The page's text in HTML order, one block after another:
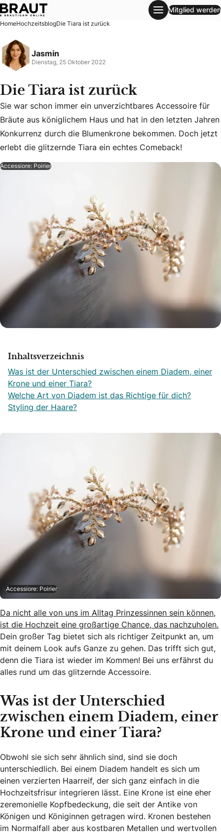
Die Tiara ist zurück
Mitglied werden
HomeHochzeitsblogDie Tiara ist zurück
Jasmin
Dienstag, 25 Oktober 2022
Die Tiara ist zurück
Sie war schon immer ein unverzichtbares Accessoire für
Sie war schon immer ein unverzichtbares Accessoire für
Bräute aus königlichem Haus und hat in den letzten Jahren
Konkurrenz durch die Blumenkrone bekommen. Doch jetzt
erlebt die glitzernde Tiara ein echtes Comeback!
Accessiore: Poirier
Inhaltsverzeichnis
Was ist der Unterschied zwischen einem Diadem, einer
Krone und einer Tiara?
Welche Art von Diadem ist das Richtige für dich?
Styling der Haare?
Accessiore: Poirier
Da nicht alle von uns im Alltag Prinzessinnen sein können,
ist die Hochzeit eine großartige Chance, das nachzuholen.
Dein großer Tag bietet sich als richtiger Zeitpunkt an, um
mit deinem Look aufs Ganze zu gehen. Das trifft sich gut,
denn die Tiara ist wieder im Kommen! Bei uns erfährst du
alles rund um das glitzernde Accessoire.
Was ist der Unterschied
zwischen einem Diadem, einer
Krone und einer Tiara?
Obwohl sie sich sehr ähnlich sind, sind sie doch
unterschiedlich. Bei einem Diadem handelt es sich um
einen verzierten Haarreif, der sich ganz einfach in die
Hochzeitsfrisur integrieren lässt. Eine Krone ist eine eher
zeremonielle Kopfbedeckung, die seit der Antike von
Königen und Königinnen getragen wird. Kronen bestehen
im Normalfall aber aus kostbaren Metallen und wertvollen